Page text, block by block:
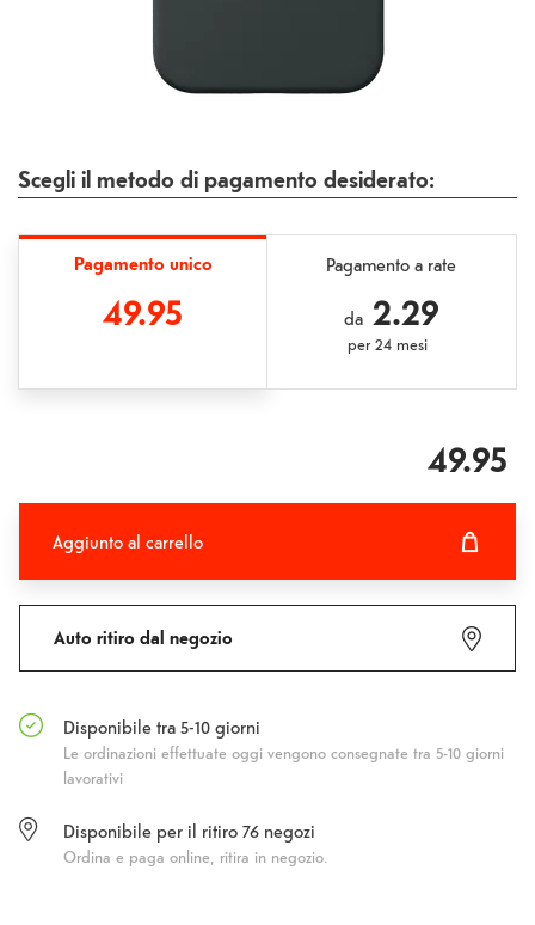
Scegli il metodo di pagamento desiderato:
Pagamento unico
49.95
Pagamento a rate
da2.29
per24 mesi
49.95
Aggiunto al carrello
Auto ritiro dal negozio
Disponibile tra 5-10 giorni
Le ordinazioni effettuate oggi vengono consegnate tra 5-10 giorni
lavorativi
Disponibile per il ritiro 76 negozi
Ordina e paga online, ritira in negozio.